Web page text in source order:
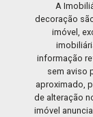
A
decoração
imóvel,
informação
sem aviso
aproximado,
de alteração
imóvel